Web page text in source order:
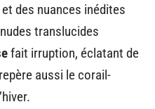
des nuances inédites
translucides
fait irruption, éclatant de
aussi le corail-